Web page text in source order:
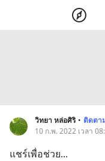
วิทยา หล่อศิริ • ติดตา
10 ก.พ. 2022 เวลา
แชร์เพื่อช่วย...